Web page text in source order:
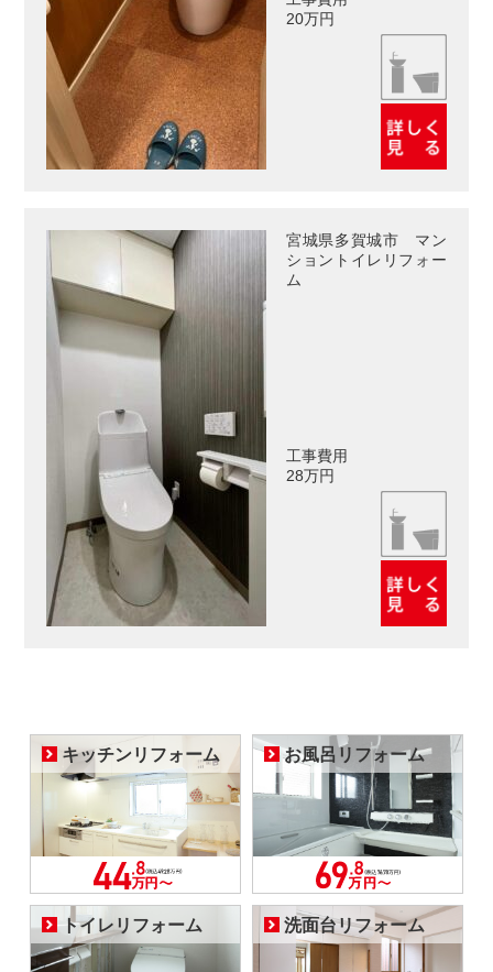
20万円
宮城県多賀城市 マン
ショントイレリフォー
ム
工事費用
28万円
キッチンリフォーム お風呂リフォーム
トイレリフォーム 洗面台リフォーム